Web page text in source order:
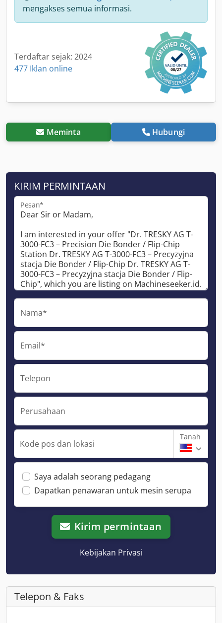
mengakses semua informasi.
Terdaftar sejak: 2024
477 Iklan online
Meminta Hubungi
KIRIM PERMINTAAN
Pesan*
Nama*
Email*
Telepon
Perusahaan
Kode pos dan lokasi
Tanah
Saya adalah seorang pedagang
Dapatkan penawaran untuk mesin serupa
Kirim permintaan
Kebijakan Privasi
Telepon & Faks